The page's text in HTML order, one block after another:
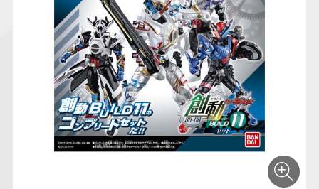
仮面ライダーシリー
ズ
ガンダムシリーズ アンパンマン
キャラパキ
にふぉるめーしょん
＆スクエアシール
ポケモンスケールワ
ールド